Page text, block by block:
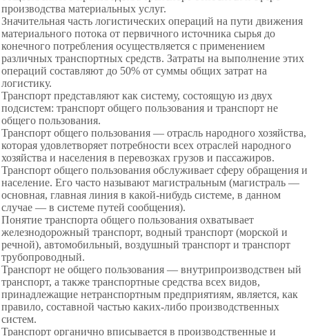
производства материальных услуг.
Значительная часть логистических операций на пути движения
материального потока от первичного источника сырья до
конечного потребления осуществляется с приме­нением
различных транспортных средств. Затраты на вы­полнение этих
операций составляют до 50% от суммы об­щих затрат на
логистику.
Транспорт представляют как систему, состоящую из двух
подсистем: транспорт общего пользования и транс­порт не
общего пользования.
Транспорт общего пользования — отрасль народного хозяйства,
которая удовлетворяет потребности всех отрас­лей народного
хозяйства и населения в перевозках грузов и пассажиров.
Транспорт общего пользования обслуживает сферу обращения и
население. Его часто называют магист­ральным (магистраль —
основная, главная линия в какой-нибудь системе, в данном
случае — в системе путей сооб­щения).
Понятие транспорта общего пользования охваты­вает
железнодорожный транспорт, водный транспорт (морской и
речной), автомобильный, воздушный транспорт и транспорт
трубопроводный.
Транспорт не общего пользования — внутрипроизвод­ствен ый
транспорт, а также транспортные средства всех видов,
принадлежащие нетранспортным предприятиям, является, как
правило, составной частью каких-либо про­изводственных
систем.
Транспорт органично вписывается в производственные и